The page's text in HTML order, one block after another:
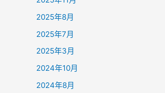
2025年8月
2025年7月
2025年3月
2024年10月
2024年8月